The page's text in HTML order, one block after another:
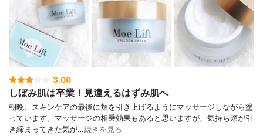
3.00
しぼみ肌は卒業！見違えるはずみ肌へ
朝晩、スキンケアの最後に頬を引き上げるようにマッサージしながら塗
っています。マッサージの相乗効果もあると思いますが、気持ち頬が引
き締まってきた気が…続きを見る